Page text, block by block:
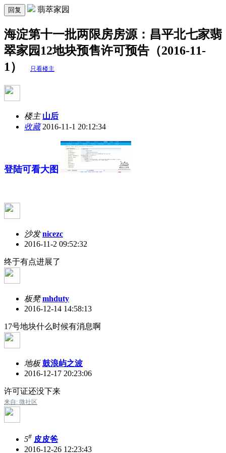
回复 翡萃家园
海淀第十一批两限房房源：昌平北七家翡
翠家园12地块预售许可预告（2016-11-
1）
只看楼主
楼主 山后
收藏2016-11-1 20:12:34
登陆可看大图
沙发 nicezc
2016-11-2 09:52:32
终于有点进展了
板凳 mhduty
2016-12-14 14:58:13
17号地块什么时候有消息啊
地板 鼓浪屿之波
2016-12-17 20:23:06
许可证还没下来
来自: 微社区
5# 皮皮爸
2016-12-26 12:23:43